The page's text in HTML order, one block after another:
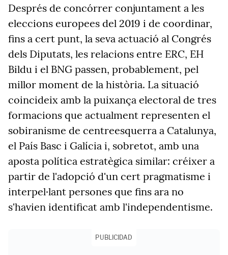
Després de concórrer conjuntament a les
eleccions europees del 2019 i de coordinar,
fins a cert punt, la seva actuació al Congrés
dels Diputats, les relacions entre ERC, EH
Bildu i el BNG passen, probablement, pel
millor moment de la història. La situació
coincideix amb la puixança electoral de tres
formacions que actualment representen el
sobiranisme de centreesquerra a Catalunya,
el País Basc i Galícia i, sobretot, amb una
aposta política estratègica similar: créixer a
partir de l'adopció d'un cert pragmatisme i
interpel·lant persones que fins ara no
s'havien identificat amb l'independentisme.
PUBLICIDAD